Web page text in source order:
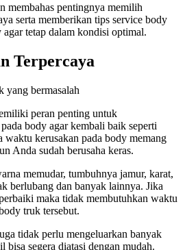
membahas pentingnya memilih
serta memberikan tips service body
tetap dalam kondisi optimal.
Terpercaya
peran penting untuk
body agar kembali baik seperti
waktu kerusakan pada body memang
Anda sudah berusaha keras.
memudar, tumbuhnya jamur, karat,
berlubang dan banyak lainnya. Jika
maka tidak membutuhkan waktu
truk tersebut.
tidak perlu mengeluarkan banyak
bisa segera diatasi dengan mudah.